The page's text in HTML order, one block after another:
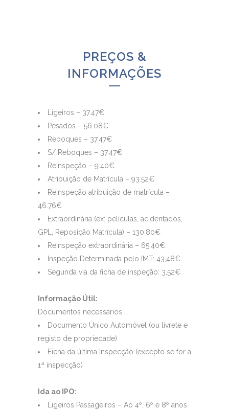
PREÇOS &
INFORMAÇÕES
Ligeiros – 37.47€
Pesados – 56.08€
Reboques – 37.47€
S/ Reboques – 37.47€
Reinspeção – 9.40€
Atribuição de Matrícula – 93.52€
Reinspeção atribuição de matrícula –
46.76€
Extraordinária (ex: películas, acidentados,
GPL, Reposição Matrícula) – 130.80€
Reinspeção extraordinária – 65.40€
Inspeção Determinada pelo IMT: 43,48€
Segunda via da ficha de inspeção: 3,52€
Informação Útil:
Documentos necessários:
Documento Único Automóvel (ou livrete e
registo de propriedade)
Ficha da última Inspecção (excepto se for a
1ª inspecção)
Ida ao IPO:
Ligeiros Passageiros – Ao 4º, 6º e 8º anos